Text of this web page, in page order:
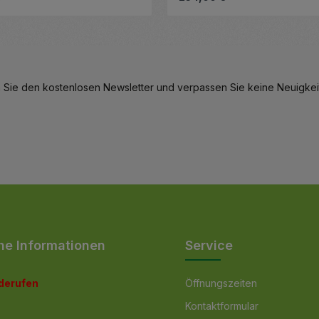
Sie den kostenlosen Newsletter und verpassen Sie keine
Informationen Service
Öffnungszeiten
Kontaktformular